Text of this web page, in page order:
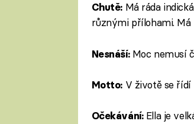
Chutě:Má ráda
různými přílohami. Má
Nesnáší:Moc nemusí
Motto:V životě se řídí
Očekávání:Ella je